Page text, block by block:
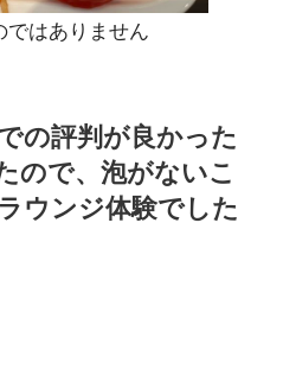
ではありません
の評判が良かった
ので、泡がないこ
ウンジ体験でした